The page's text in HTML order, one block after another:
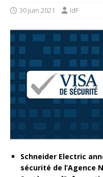
30 juin 2021 IdF
Schneider Electric
sécurité de l’Agence